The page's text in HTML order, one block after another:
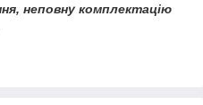
неповну комплектацію